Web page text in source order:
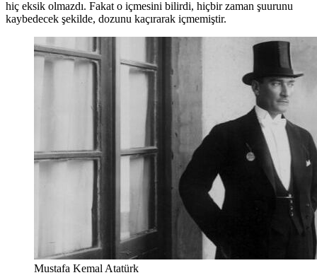
hiç eksik olmazdı. Fakat o içmesini bilirdi, hiçbir zaman şuurunu
kaybedecek şekilde, dozunu kaçırarak içmemiştir.
Mustafa Kemal Atatürk